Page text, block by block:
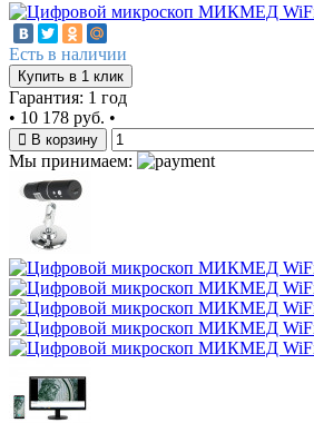
Есть в наличии
Купить в 1 клик
Гарантия: 1 год
• 10 178 руб. •
В корзину
Мы принимаем: